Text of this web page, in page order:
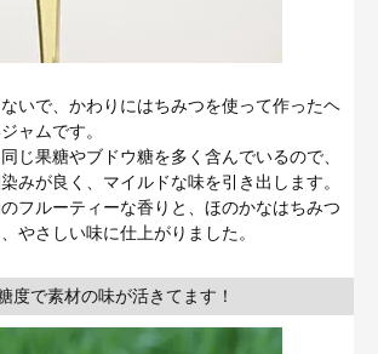
いで、かわりにはちみつを使って作ったヘ
ャムです。
じ果糖やブドウ糖を多く含んでいるので、
みが良く、マイルドな味を引き出します。
フルーティーな香りと、ほのかなはちみつ
やさしい味に仕上がりました。
度で素材の味が活きてます！